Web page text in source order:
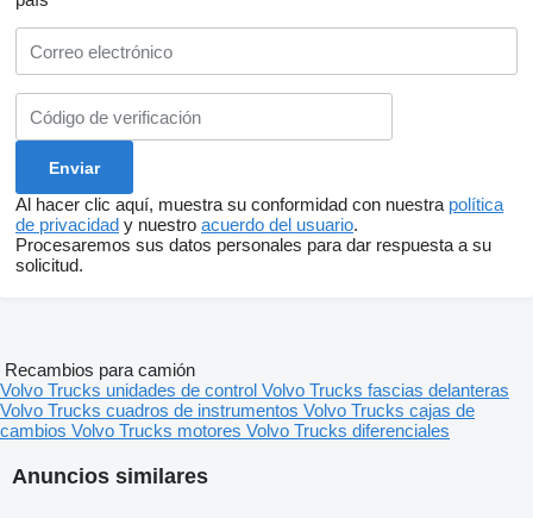
Al hacer clic aquí, muestra su conformidad con nuestra política
de privacidad y nuestro acuerdo del usuario.
Procesaremos sus datos personales para dar respuesta a su
solicitud.
Anuncios similares
Recambios para camión
Volvo Trucks unidades de control Volvo Trucks fascias delanteras
Volvo Trucks cuadros de instrumentos Volvo Trucks cajas de
cambios Volvo Trucks motores Volvo Trucks diferenciales